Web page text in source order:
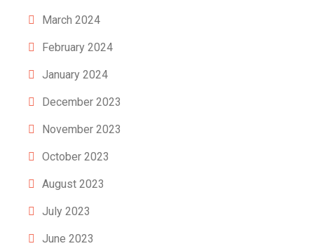
March 2024
February 2024
January 2024
December 2023
November 2023
October 2023
August 2023
July 2023
June 2023